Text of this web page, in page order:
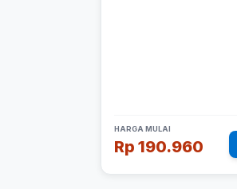
HARGA MULAI
Rp 190.960